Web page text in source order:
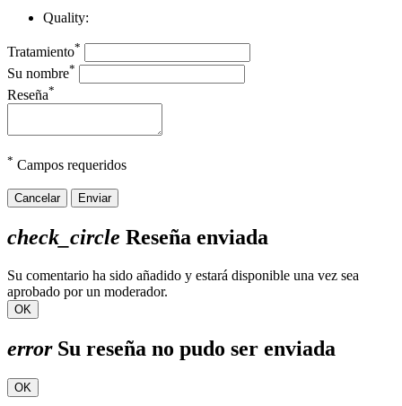
Quality:
Tratamiento*
Su nombre*
Reseña*
* Campos requeridos
Cancelar Enviar
check_circle Reseña enviada
Su comentario ha sido añadido y estará disponible una vez sea
aprobado por un moderador.
OK
errorSu reseña no pudo ser enviada
OK